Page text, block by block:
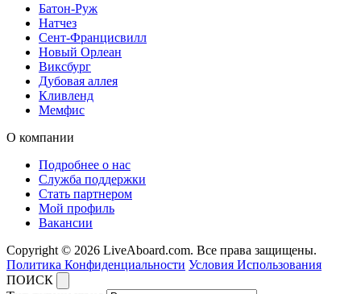
Батон-Руж
Натчез
Сент-Францисвилл
Новый Орлеан
Виксбург
Дубовая аллея
Кливленд
Мемфис
О компании
Подробнее о нас
Служба поддержки
Стать партнером
Мой профиль
Вакансии
Copyright © 2026 LiveAboard.com. Все права защищены.
Политика Конфиденциальности Условия Использования
ПОИСК